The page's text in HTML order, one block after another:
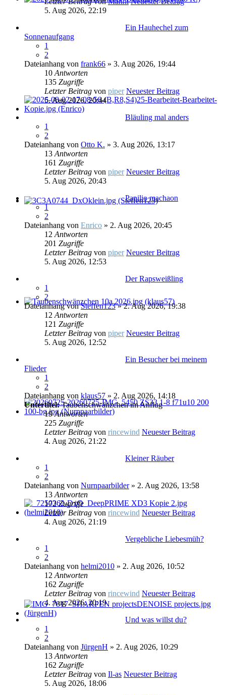
5. Aug 2026, 22:19
Ein Hauhechel zum
Sonnenaufgang
1
2
Dateianhang von frank66 » 3. Aug 2026, 19:44
10 Antworten
135 Zugriffe
Letzter Beitrag von piper Neuester Beitrag
5. Aug 2026, 20:44
Bläuling mal anders
1
2
Dateianhang von Otto K. » 3. Aug 2026, 13:17
13 Antworten
161 Zugriffe
Letzter Beitrag von piper Neuester Beitrag
5. Aug 2026, 20:43
Papilio machaon
1
2
Dateianhang von Enrico » 2. Aug 2026, 20:45
12 Antworten
201 Zugriffe
Letzter Beitrag von piper Neuester Beitrag
5. Aug 2026, 12:53
Der Rapsweißling
1
2
DateianhangvonSteffen123» 2. Aug 2026, 19:38
12 Antworten
121 Zugriffe
Letzter Beitrag von piper Neuester Beitrag
5. Aug 2026, 12:52
Ein Besucher bei meinem
Flieder
1
2
Dateianhang von klaus57 » 2. Aug 2026, 14:18
Untertitel:Taubenschwänzchen im Anflug
19Antworten
225 Zugriffe
Letzter Beitrag von rincewind Neuester Beitrag
4. Aug 2026, 21:22
Kleiner Räuber
1
2
Dateianhang von Nurnpaarbilder» 2. Aug 2026, 13:58
13 Antworten
172Zugriffe
Letzter Beitrag von rincewind Neuester Beitrag
4. Aug 2026, 21:19
Vergebliche Liebesmüh?
1
2
Dateianhang von helmi2010 » 2. Aug 2026, 10:52
12 Antworten
162 Zugriffe
Letzter Beitrag von rincewind Neuester Beitrag
4. Aug 2026, 20:19
Und was willst du?
1
2
Dateianhang von JürgenH » 2. Aug 2026, 10:29
13 Antworten
162 Zugriffe
Letzter Beitrag von Il-as Neuester Beitrag
5. Aug 2026, 18:06